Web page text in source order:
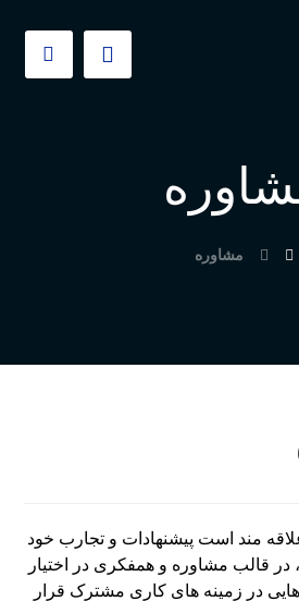
مشاوره
مند است پیشنهادات و تجارب خود
قالب مشاوره و همفکری در اختیار
در زمینه های کاری مشترک قرار